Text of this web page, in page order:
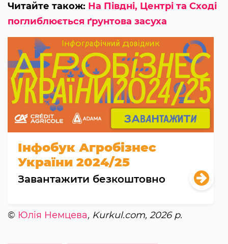
Читайте також: На Півдні, Центрі та Сході
поглиблюється ґрунтова засуха
Інфобук Агробізнес
України 2024/25
Завантажити безкоштовно
© Юлія Немцева, Kurkul.com, 2026 р.